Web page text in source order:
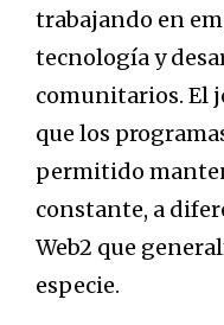
trabajando en
tecnología y
comunitarios. El
que los
permitido
constante, a
Web2 que
especie.